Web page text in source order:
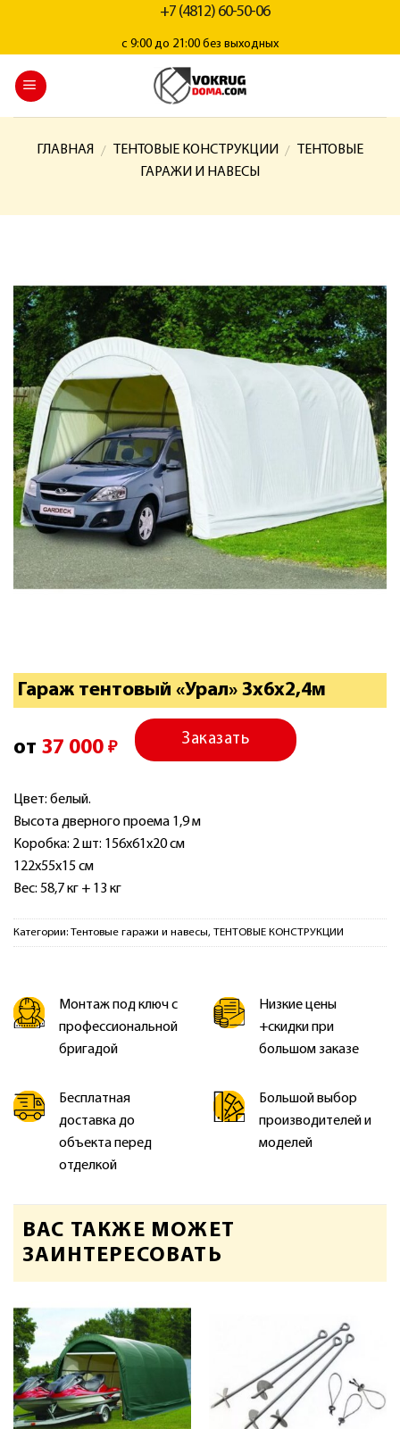
+7 (4812) 60-50-06
с 9:00 до 21:00 без выходных
ГЛАВНАЯ / ТЕНТОВЫЕ КОНСТРУКЦИИ /
ТЕНТОВЫЕ
ГАРАЖИ И НАВЕСЫ
Гараж тентовый «Урал» 3х6х2,4м
от 37 000 ₽
Заказать
Цвет: белый.
Высота дверного проема 1,9 м
Коробка: 2 шт: 156х61х20 см
122х55х15 см
Вес: 58,7 кг + 13 кг
Категории: Тентовые гаражи и навесы, ТЕНТОВЫЕ КОНСТРУКЦИИ
Монтаж под ключ с
профессиональной
бригадой
Низкие цены
+скидки при
большом заказе
Бесплатная
доставка до
объекта перед
отделкой
Большой выбор
производителей и
моделей
ВАС ТАКЖЕ МОЖЕТ
ЗАИНТЕРЕСОВАТЬ